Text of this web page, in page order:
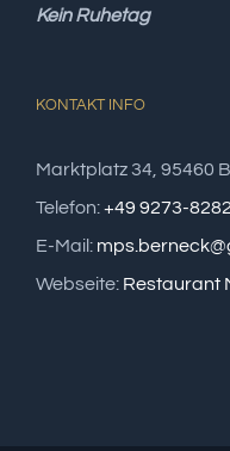
Kein Ruhetag
KONTAKT INFO
Marktplatz 34, 95460
Telefon:+49 9273-8282
E-Mail:
Webseite: Restaurant